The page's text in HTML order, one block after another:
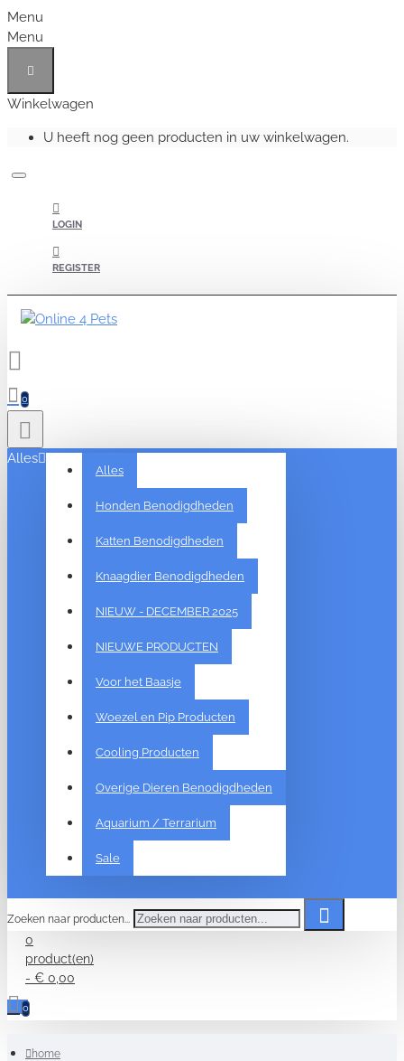
Menu
Menu
Winkelwagen
U heeft nog geen producten in uw winkelwagen.
LOGIN
REGISTER
0
Alles
Alles
Honden Benodigdheden
Katten Benodigdheden
Knaagdier Benodigdheden
NIEUW - DECEMBER 2025
NIEUWE PRODUCTEN
Voor het Baasje
Woezel en Pip Producten
Cooling Producten
Overige Dieren Benodigdheden
Aquarium / Terrarium
Sale
Zoeken naar producten...
0
product(en)
- € 0,00
0
home